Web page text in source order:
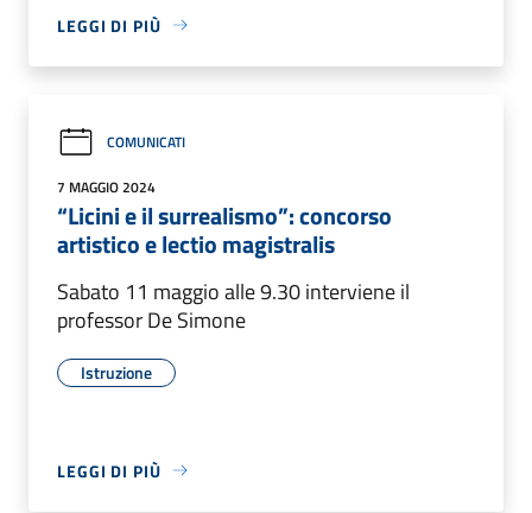
LEGGI DI PIÙ
COMUNICATI
7 MAGGIO 2024
“Licini e il surrealismo”: concorso
artistico e lectio magistralis
Sabato 11 maggio alle 9.30 interviene il
professor De Simone
Istruzione
LEGGI DI PIÙ